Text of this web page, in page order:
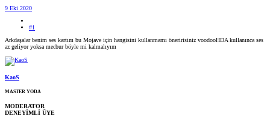
9 Eki 2020
#1
Arkdaşalar benim ses kartım bu Mojave için hangisini kullanmamı öneririsiniz voodooHDA kullanınca ses
az geliyor yoksa mecbur böyle mi kalmalıyım
KaoS
MASTER YODA
MODERATOR
DENEYİMLİ ÜYE